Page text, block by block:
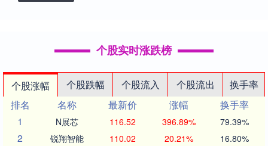
个股实时涨跌榜
个股涨幅 个股跌幅 个股流入 个股流出
换手率
排名
名称 最新价 涨幅
换手率
1
N展芯 116.52 396.89% 79.39%
2 锐翔智能 110.02 20.21% 16.80%